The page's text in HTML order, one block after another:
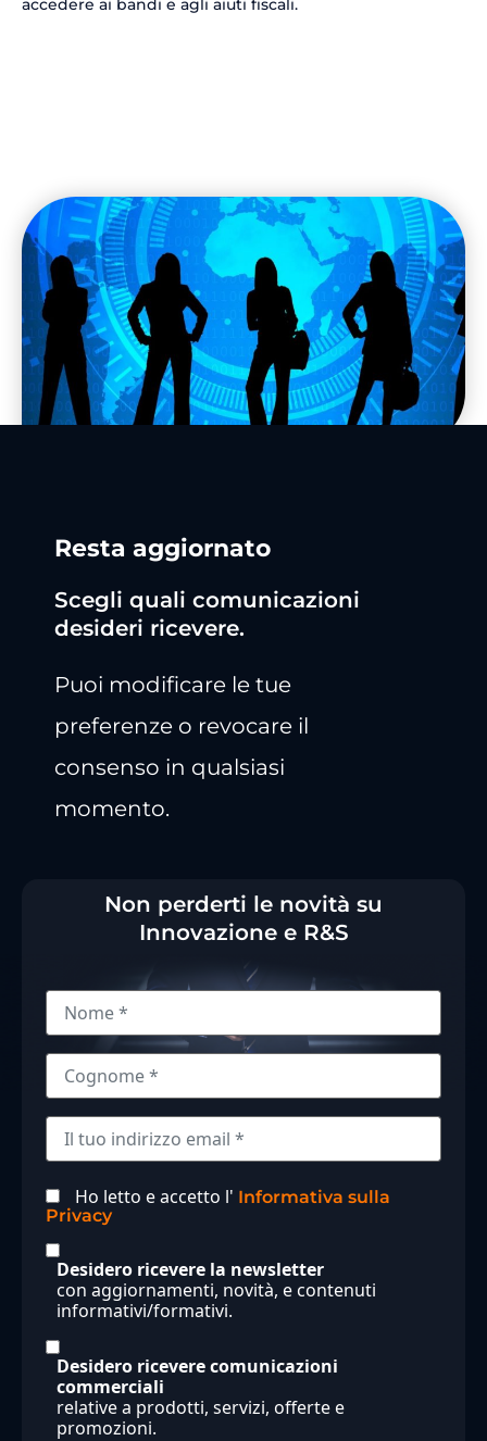
accedere ai bandi e agli aiuti fiscali.
Resta aggiornato
Scegli quali comunicazioni
desideri ricevere.
Puoi modificare le tue
preferenze o revocare il
consenso in qualsiasi
momento.
Non perderti le novità su
Innovazione e R&S
Ho letto e accetto l' Informativa sulla
Privacy
Desidero ricevere la newsletter
con aggiornamenti, novità, e contenuti
informativi/formativi.
Desidero ricevere comunicazioni
commerciali
relative a prodotti, servizi, offerte e
promozioni.